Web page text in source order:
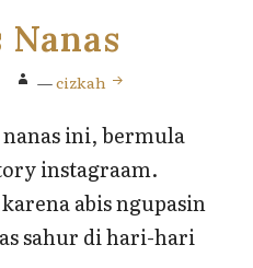
Nanas
—cizkah
ini, bermula
instagraam.
abis ngupasin
sahur di hari-hari